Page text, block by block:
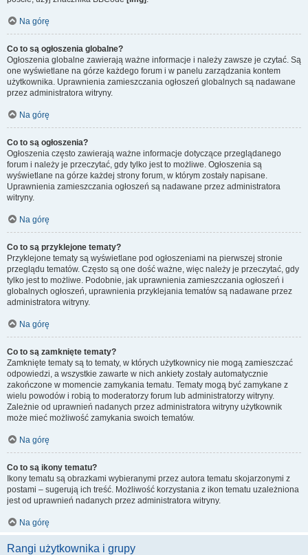
Na górę
Co to są ogłoszenia globalne?
Ogłoszenia globalne zawierają ważne informacje i należy zawsze je czytać. Są
one wyświetlane na górze każdego forum i w panelu zarządzania kontem
użytkownika. Uprawnienia zamieszczania ogłoszeń globalnych są nadawane
przez administratora witryny.
Na górę
Co to są ogłoszenia?
Ogłoszenia często zawierają ważne informacje dotyczące przeglądanego
forum i należy je przeczytać, gdy tylko jest to możliwe. Ogłoszenia są
wyświetlane na górze każdej strony forum, w którym zostały napisane.
Uprawnienia zamieszczania ogłoszeń są nadawane przez administratora
witryny.
Na górę
Co to są przyklejone tematy?
Przyklejone tematy są wyświetlane pod ogłoszeniami na pierwszej stronie
przeglądu tematów. Często są one dość ważne, więc należy je przeczytać, gdy
tylko jest to możliwe. Podobnie, jak uprawnienia zamieszczania ogłoszeń i
globalnych ogłoszeń, uprawnienia przyklejania tematów są nadawane przez
administratora witryny.
Na górę
Co to są zamknięte tematy?
Zamknięte tematy są to tematy, w których użytkownicy nie mogą zamieszczać
odpowiedzi, a wszystkie zawarte w nich ankiety zostały automatycznie
zakończone w momencie zamykania tematu. Tematy mogą być zamykane z
wielu powodów i robią to moderatorzy forum lub administratorzy witryny.
Zależnie od uprawnień nadanych przez administratora witryny użytkownik
może mieć możliwość zamykania swoich tematów.
Na górę
Co to są ikony tematu?
Ikony tematu są obrazkami wybieranymi przez autora tematu skojarzonymi z
postami – sugerują ich treść. Możliwość korzystania z ikon tematu uzależniona
jest od uprawnień nadanych przez administratora witryny.
Na górę
Rangi użytkownika i grupy